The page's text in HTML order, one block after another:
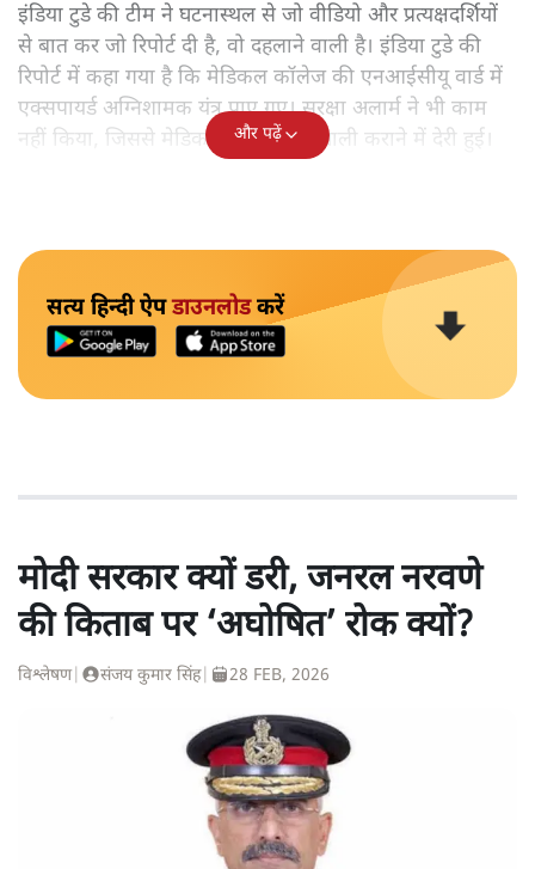
इंडिया टुडे की टीम ने घटनास्थल से जो वीडियो और प्रत्यक्षदर्शियों
से बात कर जो रिपोर्ट दी है, वो दहलाने वाली है। इंडिया टुडे की
रिपोर्ट में कहा गया है कि मेडिकल कॉलेज की एनआईसीयू वार्ड में
एक्सपायर्ड अग्निशामक यंत्र पाए गए। सुरक्षा अलार्म ने भी काम
नहीं किया, जिससे मेडिकल कॉलेज को खाली कराने में देरी हुई।
और पढ़ें
सत्य हिन्दी ऐपडाउनलोडकरें
मोदी सरकार क्यों डरी, जनरल नरवणे
की किताब पर ‘अघोषित’ रोक क्यों?
विश्लेषण| संजय कुमार सिंह| 28 FEB, 2026